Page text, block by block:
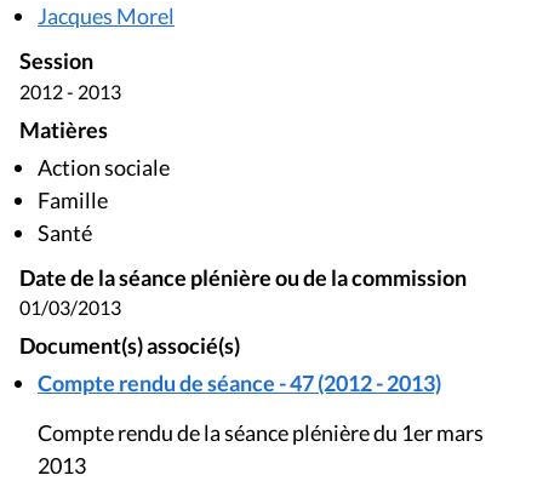
Jacques Morel
Session
2012 - 2013
Matières
Action sociale
Famille
Santé
Date de la séance plénière ou de la commission
01/03/2013
Document(s) associé(s)
Compte rendu de séance - 47 (2012 - 2013)
Compte rendu de la séance plénière du 1er mars
2013